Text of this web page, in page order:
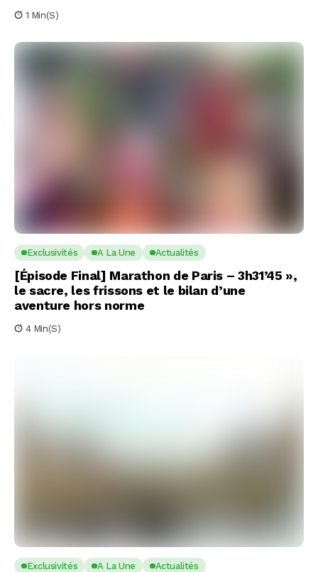
1 Min(s)
Exclusivités A La Une Actualités
[Épisode Final] Marathon de Paris – 3h31’45 »,
le sacre, les frissons et le bilan d’une
aventure hors norme
4 Min(s)
Exclusivités A La Une Actualités